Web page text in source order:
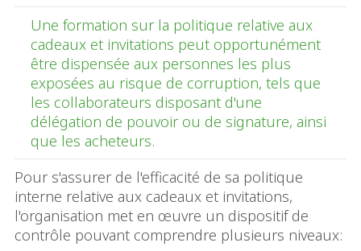
Une formation sur la politique relative aux
cadeaux et invitations peut opportunément
être dispensée aux personnes les plus
exposées au risque de corruption, tels que
les collaborateurs disposant d'une
délégation de pouvoir ou de signature, ainsi
que les acheteurs.
Pour s'assurer de l'efficacité de sa politique
interne relative aux cadeaux et invitations,
l'organisation met en œuvre un dispositif de
contrôle pouvant comprendre plusieurs niveaux: